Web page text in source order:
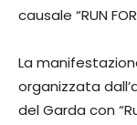
causale “RUN FOR
La
organizzata
del Garda con